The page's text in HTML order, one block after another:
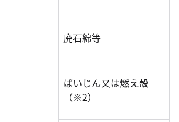
廃石綿等
ばいじん又は燃え殻
（※2）